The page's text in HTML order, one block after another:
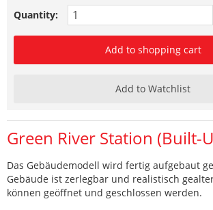
Quantity:
Add to shopping cart
Add to Watchlist
Green River Station (Built-
Das Gebäudemodell wird fertig aufgebaut
Gebäude ist zerlegbar und realistisch
können geöffnet und geschlossen werden.